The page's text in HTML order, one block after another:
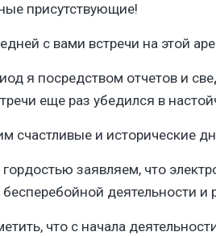
присутствующие!
с вами встречи на этой
я посредством отчетов и
еще раз убедился в
счастливые и исторические
заявляем, что
бесперебойной деятельности
что с начала